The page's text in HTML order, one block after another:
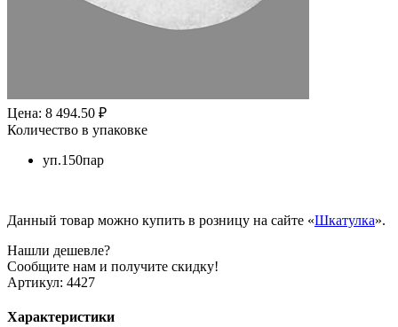
Цена: 8 494.50 ₽
Количество в упаковке
уп.150пар
Данный товар можно купить в розницу на сайте «Шкатулка».
Нашли дешевле?
Сообщите нам и получите скидку!
Артикул: 4427
Характеристики